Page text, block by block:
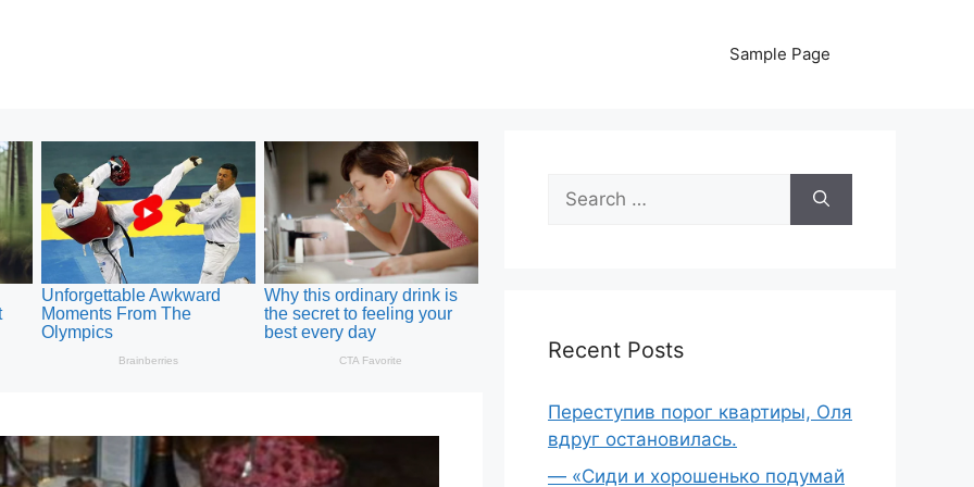
Sample Page
Search
for:
Recent Posts
Переступив порог квартиры, Оля
вдруг остановилась.
— «Сиди и хорошенько подумай